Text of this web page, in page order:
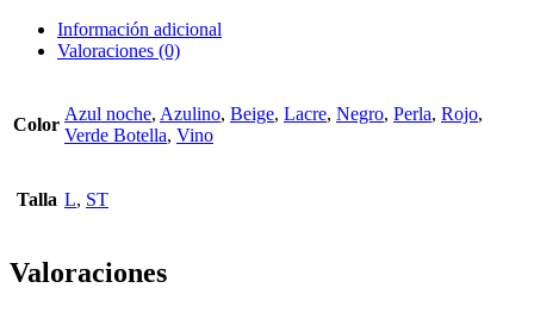
Información adicional
Valoraciones (0)
Color
Azul noche, Azulino, Beige, Lacre, Negro, Perla, Rojo,
Verde Botella, Vino
Talla L, ST
Valoraciones